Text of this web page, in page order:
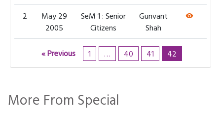
2
May 29
2005
SeM 1 : Senior
Citizens
Gunvant
Shah
« Previous 1 … 40 41 42
More From Special